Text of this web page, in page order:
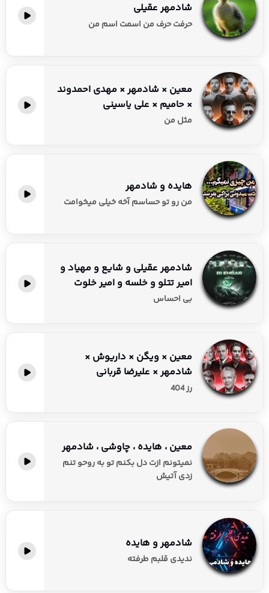
شادمهر عقیلی
حرفت حرف من اسمت اسم من
معین × شادمهر × مهدی احمدوند
× حامیم × علی یاسینی
مثل من
هایده و شادمهر
من رو تو حساسم آخه خیلی میخوامت
شادمهر عقیلی و شایع و مهیاد و
امیر تتلو و خلسه و امیر خلوت
بی احساس
معین × ویگن × داریوش ×
شادمهر × علیرضا قربانی
رز 404
معین ، هایده ، چاوشی ، شادمهر
نمیتونم ازت دل بکنم تو به روحو تنم
زدی آتیش
شادمهر و هایده
ندیدی قلبم طرفته